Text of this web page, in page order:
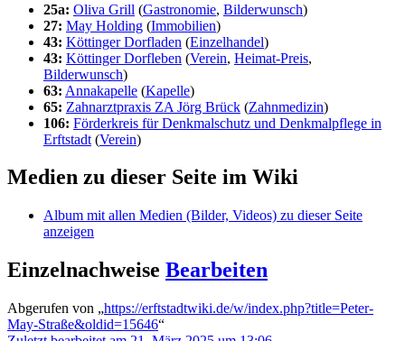
25a: Oliva Grill (Gastronomie, Bilderwunsch)
27: May Holding (Immobilien)
43: Köttinger Dorfladen (Einzelhandel)
43: Köttinger Dorfleben (Verein, Heimat-Preis,
Bilderwunsch)
63: Annakapelle (Kapelle)
65: Zahnarztpraxis ZA Jörg Brück (Zahnmedizin)
106: Förderkreis für Denkmalschutz und Denkmalpflege in
Erftstadt (Verein)
Medien zu dieser Seite im Wiki
Album mit allen Medien (Bilder, Videos) zu dieser Seite
anzeigen
Einzelnachweise Bearbeiten
Abgerufen von „https://erftstadtwiki.de/w/index.php?title=Peter-
May-Straße&oldid=15646“